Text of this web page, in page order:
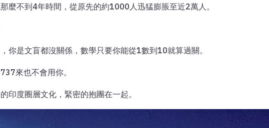
麼不到4年時間，從原先的約1000人迅猛膨脹至近2萬人。
你是文盲都沒關係，數學只要你能從1數到10就算過關。
來也不會用你。
印度圈層文化，緊密的抱團在一起。